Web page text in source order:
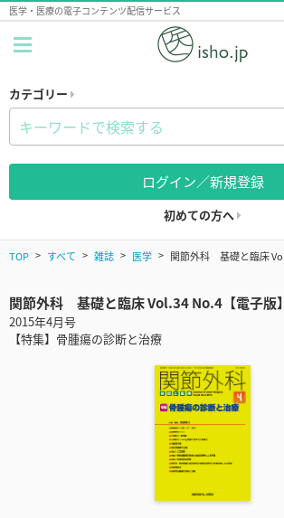
医学・医療の電子コンテンツ配信サービス
カテゴリー
ログイン／新規登録
初めての方へ
TOP すべて 雑誌 医学 関節外科 基礎と臨床
関節外科 基礎と臨床 Vol.34 No.4【電子版】
2015年4月号
【特集】骨腫瘍の診断と治療